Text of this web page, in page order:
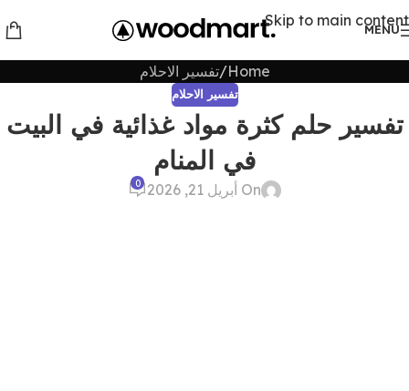
Skip to main content
MENU
Home تفسير الاحلام
تفسير الاحلام
تفسير حلم كثرة مواد غذائية في البيت
في المنام
On أبريل 21, 2026 0